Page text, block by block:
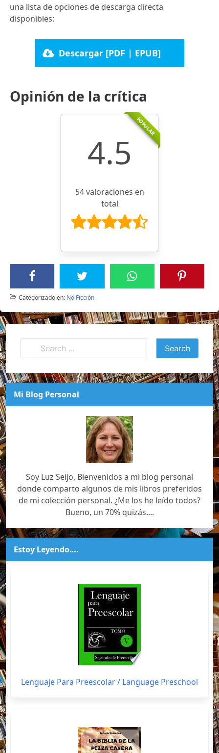
una lista de opciones de descarga directa
disponibles:
Descargar [PDF | EPUB]
Opinión de la crítica
POPULAR
4.5
54 valoraciones en
total
Categorizado en: No Ficción
Mi Blog Personal
Soy Luz Seijo, Bienvenidos a mi blog personal
donde comparto algunos de mis libros preferidos
de mi colección personal. ¿Me los he leído todos?
Bueno, un 70% quizás....
Estoy Leyendo….
Lenguaje Para Preescolar / Language Preschool